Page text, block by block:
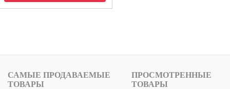
САМЫЕ ПРОДАВАЕМЫЕ
ТОВАРЫ
ПРОСМОТРЕННЫЕ
ТОВАРЫ